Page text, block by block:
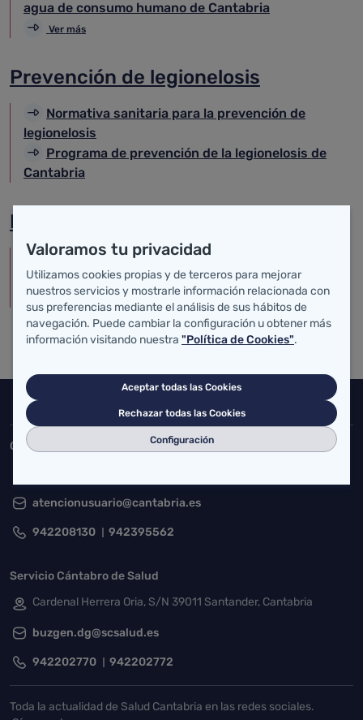
agua de consumo humano de Cantabria
Ver más
Prevención de legionelosis
Normativa sanitaria para la prevención de
legionelosis
Programa de prevención de la legionelosis de
Cantabria
Biocidas
Registro oficial de establecimientos y servicios
biocidas de Cantabria
Formación de aplicadores de biocidas
Inicio del pie de página
Salud Cantabria
Consejería de Salud
atencionusuario@cantabria.es
942208130 942395562
Servicio Cántabro de Salud
Cardenal Herrera Oria, S/N 39011 Santander, Cantabria
buzgen.dg@scsalud.es
942202770 942202772
Toda la actualidad de Salud Cantabria en las redes sociales.
Valoramos tu privacidad
Utilizamos cookies propias y de terceros para mejorar
nuestros servicios y mostrarle información relacionada con
sus preferencias mediante el análisis de sus hábitos de
navegación. Puede cambiar la configuración u obtener más
información visitando nuestra "Política de Cookies".
Aceptar todas las Cookies
Rechazar todas las Cookies
Configuración